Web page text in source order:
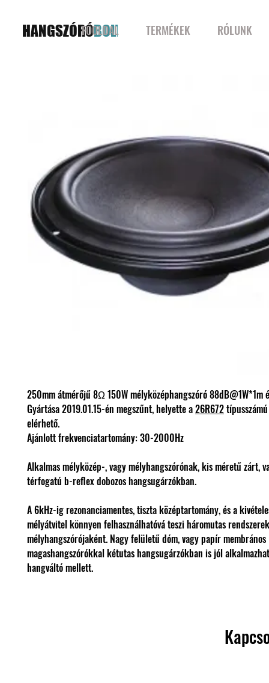
HANGSZÓRÓBOLT
FŐOLDAL TERMÉKEK RÓLUNK
250mm átmérőjű 8Ω 150W mélyközéphangszóró 88dB@1W*1m
Gyártása 2019.01.15-én megszűnt, helyette a26R672
elérhető.
Ajánlott frekvenciatartomány: 30-2000Hz
Alkalmas mélyközép-, vagy mélyhangszórónak, kis méretű zárt,
térfogatú b-reflex dobozos hangsugárzókban.
A 6kHz-ig rezonanciamentes, tiszta középtartomány, és a
mélyátvitel könnyen felhasználhatóvá teszi háromutas rendszerek
mélyhangszórójaként. Nagy felületű dóm, vagy papír membrános
magashangszórókkal kétutas hangsugárzókban is jól
hangváltó mellett.